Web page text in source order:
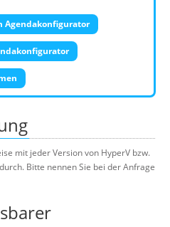
Agendakonfigurator
mit jeder Version von HyperV bzw.
Bitte nennen Sie bei der Anfrage